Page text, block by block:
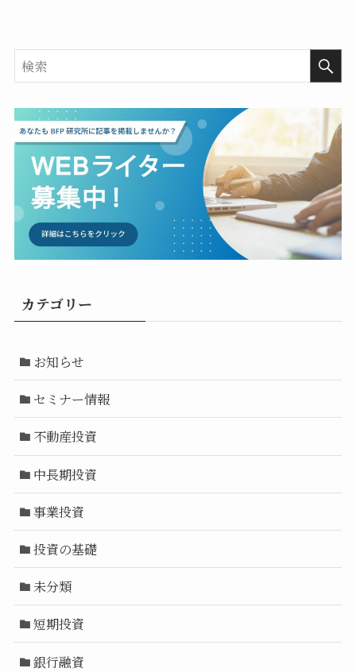
カテゴリー
お知らせ
セミナー情報
不動産投資
中長期投資
事業投資
投資の基礎
未分類
短期投資
銀行融資